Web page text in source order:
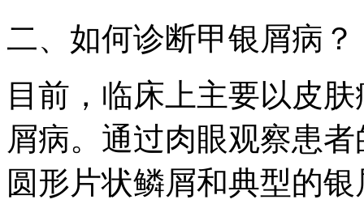
二、如何诊断甲银屑病？
目前，临床上主要以皮
屑病。通过肉眼观察患
圆形片状鳞屑和典型的